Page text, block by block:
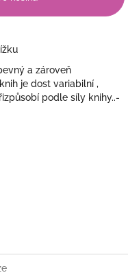
a zároveň
je dost variabilní ,
podle síly knihy..-